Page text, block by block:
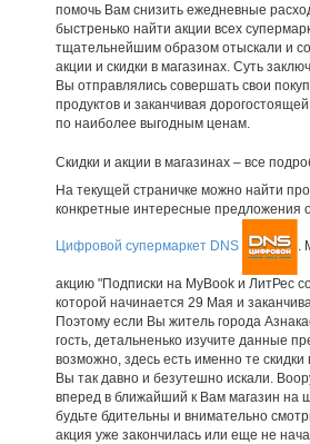
помочь Вам снизить ежедневные
быстренько найти акции всех
тщательнейшим образом отыскали и
акции и скидки в магазинах. Суть
Вы отправлялись совершать свои
продуктов и заканчивая
по наиболее выгодным ценам.
Скидки и акции в магазинах – все
На текущей страничке можно найти
конкретные интересные предложения
Цифровой супермаркет DNS .
акцию "Подписки на MyBook и ЛитРес
которой начинается 29 Мая и
Поэтому если Вы житель города
гость, детальненько изучите данные
возможно, здесь есть именно те скидки
Вы так давно и безутешно искали.
вперед в ближайший к Вам магазин на
будьте бдительны и внимательно
акция уже закончилась или еще не